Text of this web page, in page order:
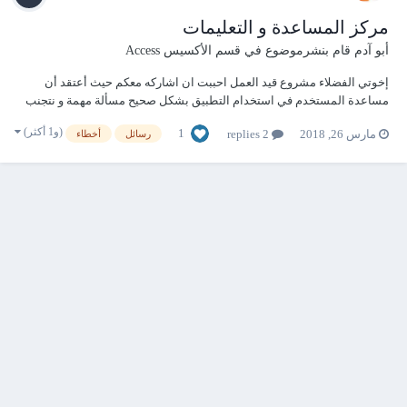
مركز المساعدة و التعليمات
أبو آدم قام بنشرموضوع في قسم الأكسيس Access
إخوتي الفضلاء مشروع قيد العمل احببت ان اشاركه معكم حيث أعتقد أن
مساعدة المستخدم في استخدام التطبيق بشكل صحيح مسألة مهمة و نتجنب
التنبيهات كرسائل التنبيه ( صندوق الرسائل ) تصبح روتينية لدى المستخدم حتى
مارس 26, 2018 1 رسائل أخطاء (و1 أكثر)